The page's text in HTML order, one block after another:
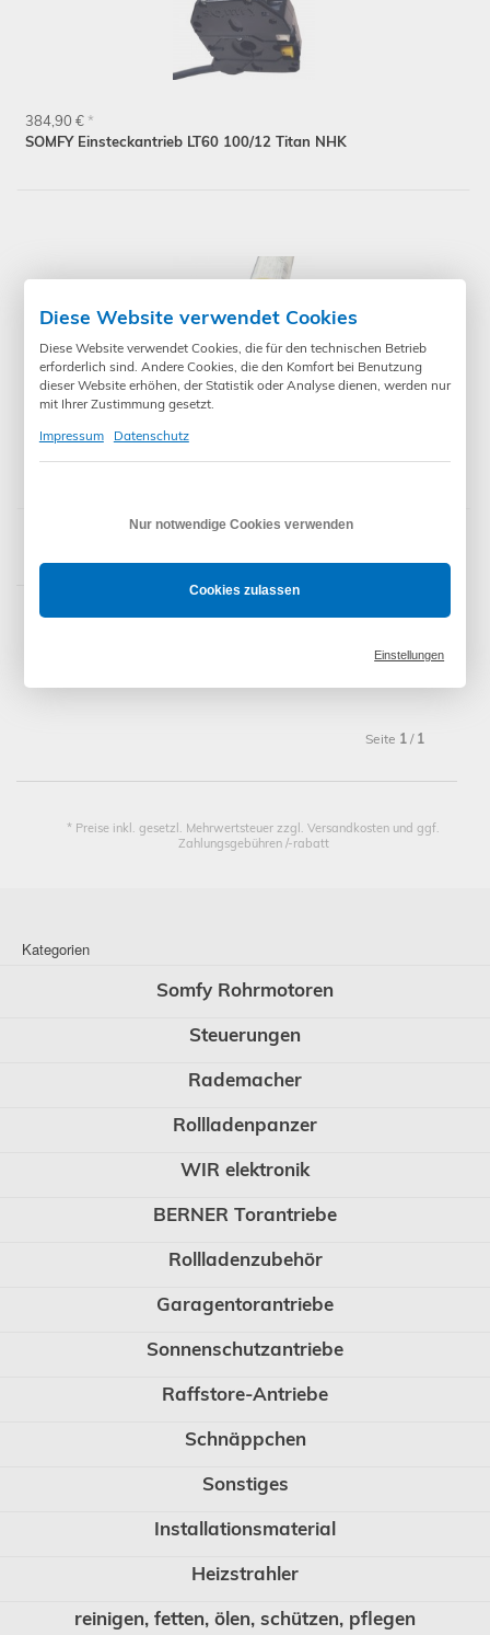
SOMFY Einsteckantrieb LT60 100/12 Titan NHK
384,90 € *
SOMFY Einsteckantrieb LT60 120/12 Taurus NHK
434,90 €*
Artikel1bis8von insgesamt8(Somfy Nothandkurbel
Seite 1 / 1
* Preise inkl. gesetzl. Mehrwertsteuer zzgl. Versandkosten und ggf.
Zahlungsgebühren /-rabatt
Kategorien
Somfy Rohrmotoren
Steuerungen
Rademacher
Rollladenpanzer
WIR elektronik
BERNER Torantriebe
Rollladenzubehör
Garagentorantriebe
Sonnenschutzantriebe
Raffstore-Antriebe
Schnäppchen
Sonstiges
Installationsmaterial
Heizstrahler
reinigen, fetten, ölen, schützen, pflegen
Diese Website verwendet Cookies
Diese Website verwendet Cookies, die für den technischen Betrieb
erforderlich sind. Andere Cookies, die den Komfort bei Benutzung
dieser Website erhöhen, der Statistik oder Analyse dienen, werden nur
mit Ihrer Zustimmung gesetzt.
Impressum
Datenschutz
Nur notwendige Cookies verwenden
Cookies zulassen
Einstellungen